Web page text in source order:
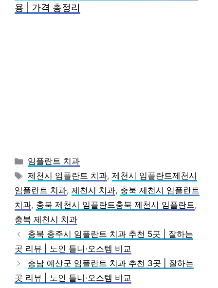
용 | 가격 총정리
카
테
고
리
임플란트 치과
태
그
제천시 임플란트 치과,제천시 임플란트제천시
임플란트 치과, 제천시 치과, 충북 제천시 임플란트
치과, 충북 제천시 임플란트충북 제천시 임플란트,
충북 제천시 치과
충북 충주시 임플란트 치과 추천 5곳 | 잘하는
곳 리뷰 | 노인 틀니·오스템 비교
충남 예산군 임플란트 치과 추천 3곳 | 잘하는
곳 리뷰 | 노인 틀니·오스템 비교